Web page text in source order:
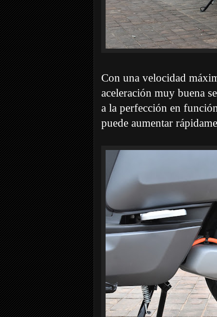
Con una velocidad
aceleración muy buena
a la perfección en
puede aumentar